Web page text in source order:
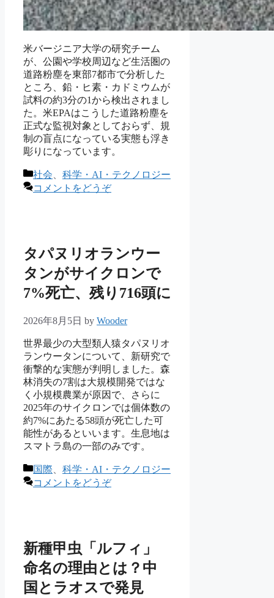
米バージニア大学の研究チーム
が、公園や学校周辺など生活圏の
道路粉塵を東部7都市で分析した
ところ、鉛・ヒ素・カドミウムが
試料の約3分の1から検出されまし
た。米EPAはこうした道路粉塵を
正式な監視対象としておらず、規
制の盲点になっている実態も浮き
彫りになっています。
カ
テ
社会
科学・AI・テクノロジー
コメントをどうぞ
タパヌリオランウー
タンがサイクロンで
7%死亡、残り716頭に
2026年8月5日 by Wooder
世界最少の大型類人猿タパヌリオ
ランウータンについて、新研究で
衝撃的な実態が判明しました。森
林消失の7割は大規模開発ではな
く小規模農業が原因で、さらに
2025年のサイクロンでは個体数の
約7%にあたる58頭が死亡した可
能性があるといいます。生息地は
スマトラ島の一部のみです。
カ
テ
国際
科学・AI・テクノロジー
コメントをどうぞ
新種甲虫「ルフィ」
命名の理由とは？中
国とラオスで発見